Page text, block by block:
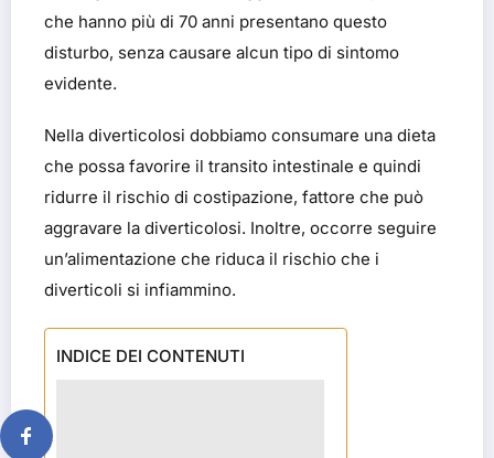
che hanno più di 70 anni presentano questo
disturbo, senza causare alcun tipo di sintomo
evidente.
Nella diverticolosi dobbiamo consumare una dieta
che possa favorire il transito intestinale e quindi
ridurre il rischio di costipazione, fattore che può
aggravare la diverticolosi. Inoltre, occorre seguire
un’alimentazione che riduca il rischio che i
diverticoli si infiammino.
INDICE DEI CONTENUTI